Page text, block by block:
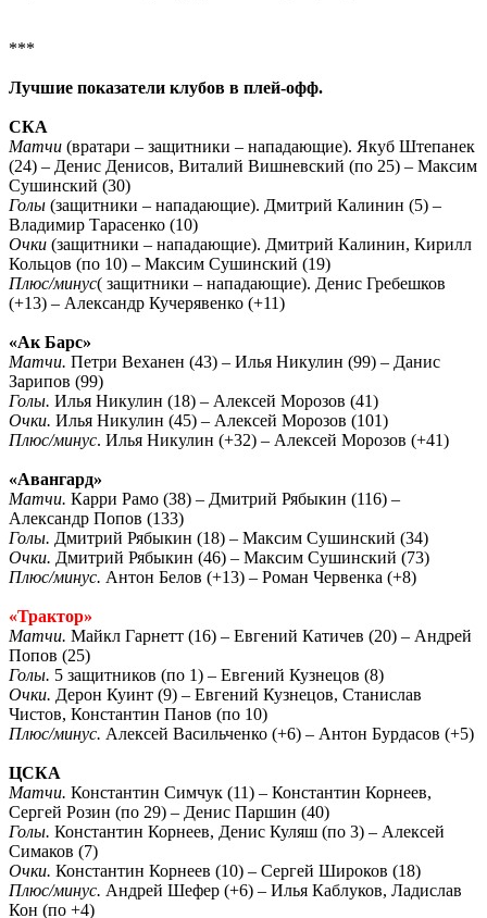
***
Лучшие показатели клубов в плей-офф.
СКА
Матчи (вратари – защитники – нападающие). Якуб Штепанек
(24) – Денис Денисов, Виталий Вишневский (по 25) – Максим
Сушинский (30)
Голы (защитники – нападающие). Дмитрий Калинин (5) –
Владимир Тарасенко (10)
Очки (защитники – нападающие). Дмитрий Калинин, Кирилл
Кольцов (по 10) – Максим Сушинский (19)
Плюс/минус( защитники – нападающие). Денис Гребешков
(+13) – Александр Кучерявенко (+11)
«Ак Барс»
Матчи. Петри Веханен (43) – Илья Никулин (99) – Данис
Зарипов (99)
Голы. Илья Никулин (18) – Алексей Морозов (41)
Очки. Илья Никулин (45) – Алексей Морозов (101)
Плюс/минус. Илья Никулин (+32) – Алексей Морозов (+41)
«Авангард»
Матчи. Карри Рамо (38) – Дмитрий Рябыкин (116) –
Александр Попов (133)
Голы. Дмитрий Рябыкин (18) – Максим Сушинский (34)
Очки. Дмитрий Рябыкин (46) – Максим Сушинский (73)
Плюс/минус. Антон Белов (+13) – Роман Червенка (+8)
«Трактор»
Матчи. Майкл Гарнетт (16) – Евгений Катичев (20) – Андрей
Попов (25)
Голы. 5 защитников (по 1) – Евгений Кузнецов (8)
Очки. Дерон Куинт (9) – Евгений Кузнецов, Станислав
Чистов, Константин Панов (по 10)
Плюс/минус. Алексей Васильченко (+6) – Антон Бурдасов (+5)
ЦСКА
Матчи. Константин Симчук (11) – Константин Корнеев,
Сергей Розин (по 29) – Денис Паршин (40)
Голы. Константин Корнеев, Денис Куляш (по 3) – Алексей
Симаков (7)
Очки. Константин Корнеев (10) – Сергей Широков (18)
Плюс/минус. Андрей Шефер (+6) – Илья Каблуков, Ладислав
Кон (по +4)